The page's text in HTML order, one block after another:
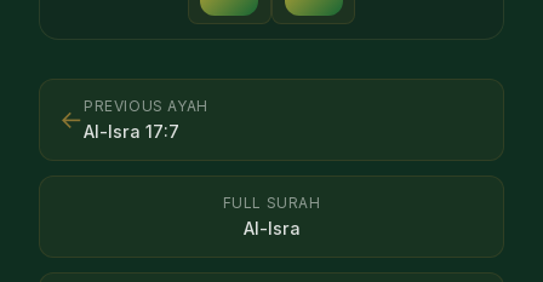
← PREVIOUS AYAH
Al-Isra 17:7
FULL SURAH
Al-Isra